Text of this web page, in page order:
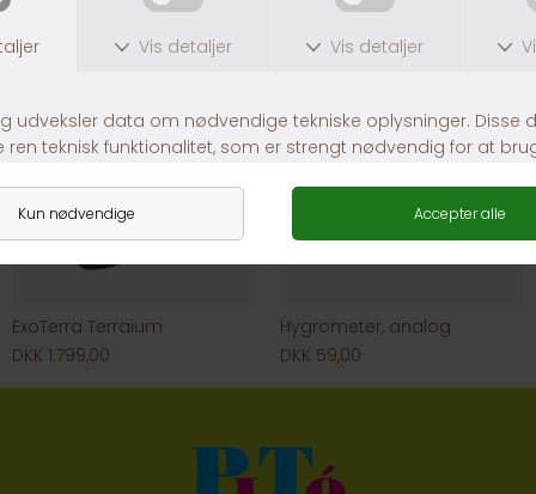
ExoTerra Terraium
DKK 1.799,00
Hygrometer, analog
DKK 59,00